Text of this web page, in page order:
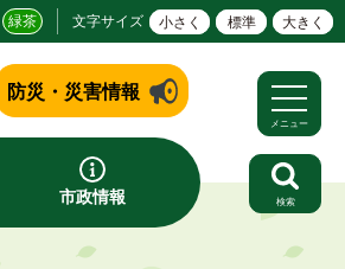
緑茶 文字サイズ 小さく 標準 大きく
防災・災害情報
市政情報
メニュー
検索